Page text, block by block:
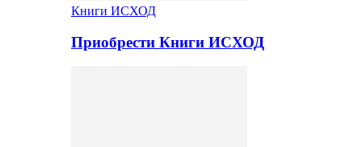
Книги ИСХОД
Приобрести Книги ИСХОД